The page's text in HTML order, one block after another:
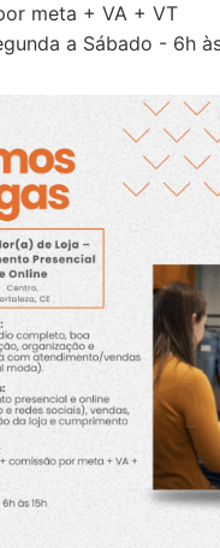
meta + VA + VT
a Sábado - 6h